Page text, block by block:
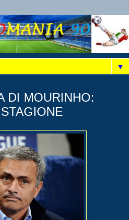
▼
DI MOURINHO: